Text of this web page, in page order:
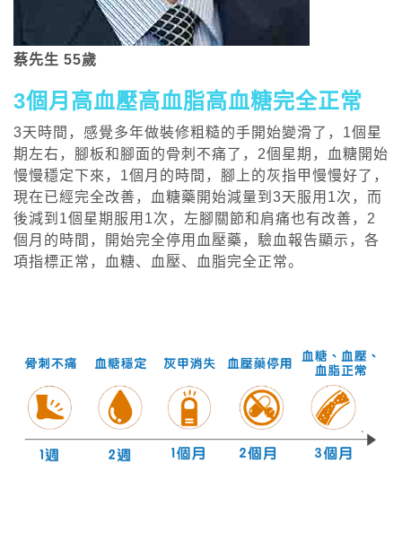
蔡先生 55歲
3個月高血壓高血脂高血糖完全正常
3天時間，感覺多年做裝修粗糙的手開始變滑了，1個星
期左右，腳板和腳面的骨刺不痛了，2個星期，血糖開始
慢慢穩定下來，1個月的時間，腳上的灰指甲慢慢好了，
現在已經完全改善，血糖藥開始減量到3天服用1次，而
後減到1個星期服用1次，左腳關節和肩痛也有改善，2
個月的時間，開始完全停用血壓藥，驗血報告顯示，各
項指標正常，血糖、血壓、血脂完全正常。